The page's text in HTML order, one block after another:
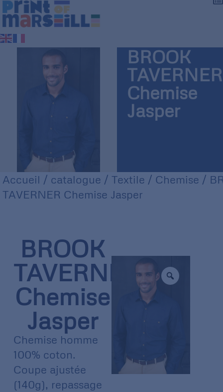
BROOK
TAVERNER
Chemise
Jasper
Accueil / catalogue / Textile / Chemise /
TAVERNER Chemise Jasper
BROOK
TAVERNER
Chemise
Jasper
Chemise homme
100% coton.
Coupe ajustée
(140g), repassage